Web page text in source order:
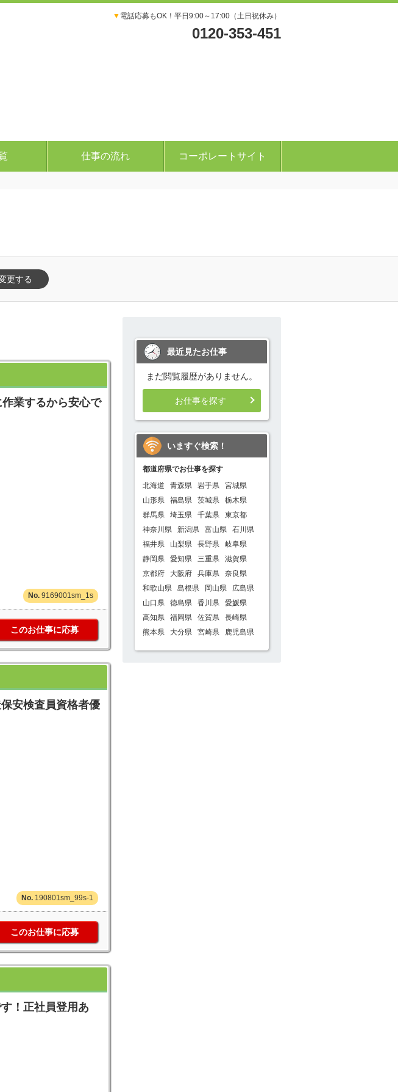
▼ 電話応募もOK！平日9:00～17:00（土日祝休み）
0120-353-451
仕事の流れ コーポレートサイト
更する
業するから安心で
9169001sm_1s
このお仕事に応募
安検査員資格者優
190801sm_99s-1
このお仕事に応募
！正社員登用あ
最近見たお仕事
まだ閲覧履歴がありません。
お仕事を探す
いますぐ検索！
都道府県でお仕事を探す
北海道
青森県 岩手県
宮城県
山形県
福島県 茨城県
栃木県
群馬県
埼玉県 千葉県
東京都
神奈川県
新潟県 富山県
石川県
福井県
山梨県 長野県
岐阜県
静岡県
愛知県 三重県
滋賀県
京都府
大阪府 兵庫県
奈良県
和歌山県
島根県 岡山県
広島県
山口県
徳島県 香川県
愛媛県
高知県
福岡県 佐賀県
長崎県
熊本県
大分県 宮崎県 鹿児島県